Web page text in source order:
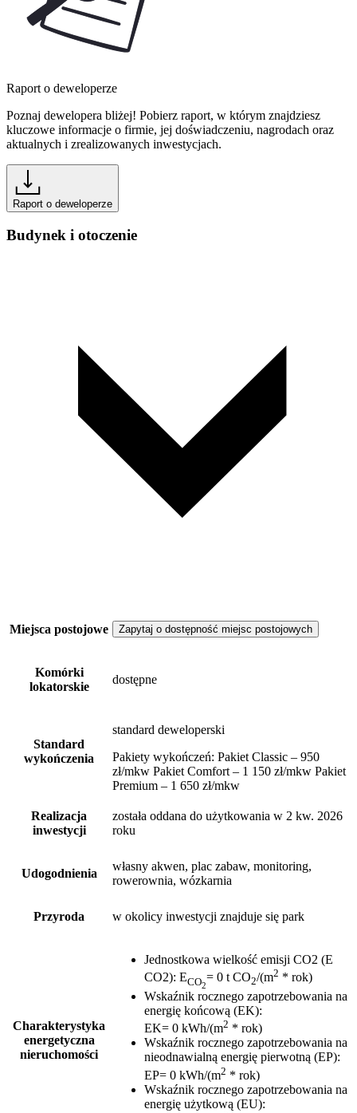
Raport o deweloperze
Poznaj dewelopera bliżej! Pobierz raport, w którym znajdziesz
kluczowe informacje o firmie, jej doświadczeniu, nagrodach oraz
aktualnych i zrealizowanych inwestycjach.
Raport o deweloperze
Budynek i otoczenie
Miejsca postojowe Zapytaj o dostępność miejsc postojowych
Komórki
lokatorskie
dostępne
Standard
wykończenia
standard deweloperski
Pakiety wykończeń: Pakiet Classic – 950
zł/mkw Pakiet Comfort – 1 150 zł/mkw Pakiet
Premium – 1 650 zł/mkw
Realizacja
inwestycji
została oddana do użytkowania w 2 kw. 2026
roku
Udogodnienia
własny akwen, plac zabaw, monitoring,
rowerownia, wózkarnia
Przyroda w okolicy inwestycji znajduje się park
Charakterystyka
energetyczna
nieruchomości
Jednostkowa wielkość emisji CO2 (E
CO2): ECO2
= 0 t CO2/(m2 * rok)
Wskaźnik rocznego zapotrzebowania na
energię końcową (EK):
EK= 0 kWh/(m2 * rok)
Wskaźnik rocznego zapotrzebowania na
nieodnawialną energię pierwotną (EP):
EP= 0 kWh/(m2 * rok)
Wskaźnik rocznego zapotrzebowania na
energię użytkową (EU):